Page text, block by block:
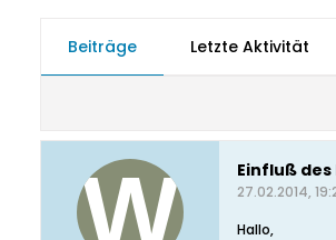
Beiträge Letzte Aktivität
Einfluß
27.02.2014,
Hallo,